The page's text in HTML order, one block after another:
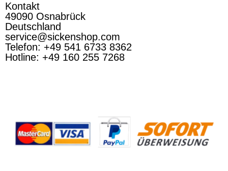
Kontakt
49090 Osnabrück
Deutschland
service@sickenshop.com
Telefon: +49 541 6733 8362
Hotline: +49 160 255 7268